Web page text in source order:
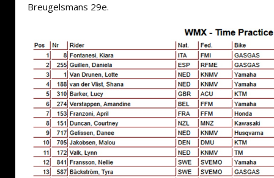
Breugelsmans 29e.